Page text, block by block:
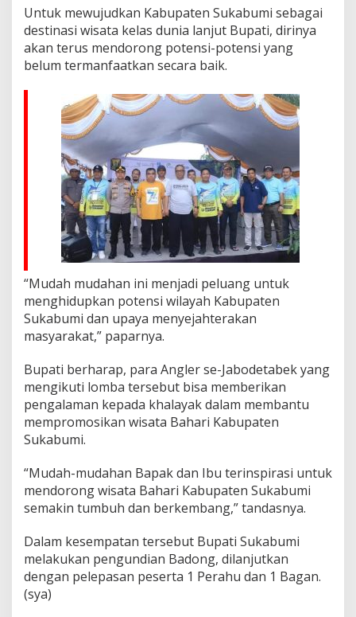
Untuk mewujudkan Kabupaten Sukabumi sebagai
destinasi wisata kelas dunia lanjut Bupati, dirinya
akan terus mendorong potensi-potensi yang
belum termanfaatkan secara baik.
“Mudah mudahan ini menjadi peluang untuk
menghidupkan potensi wilayah Kabupaten
Sukabumi dan upaya menyejahterakan
masyarakat,” paparnya.
Bupati berharap, para Angler se-Jabodetabek yang
mengikuti lomba tersebut bisa memberikan
pengalaman kepada khalayak dalam membantu
mempromosikan wisata Bahari Kabupaten
Sukabumi.
“Mudah-mudahan Bapak dan Ibu terinspirasi untuk
mendorong wisata Bahari Kabupaten Sukabumi
semakin tumbuh dan berkembang,” tandasnya.
Dalam kesempatan tersebut Bupati Sukabumi
melakukan pengundian Badong, dilanjutkan
dengan pelepasan peserta 1 Perahu dan 1 Bagan.
(sya)